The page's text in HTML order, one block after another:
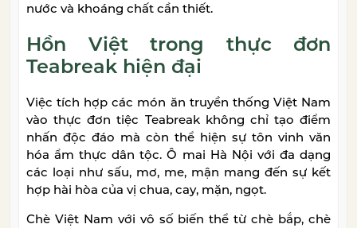
nước và khoáng chất cần thiết.
Hồn Việt trong thực đơn
Teabreak hiện đại
Việc tích hợp các món ăn truyền thống Việt Nam
vào thực đơn tiệc Teabreak không chỉ tạo điểm
nhấn độc đáo mà còn thể hiện sự tôn vinh văn
hóa ẩm thực dân tộc. Ô mai Hà Nội với đa dạng
các loại như sấu, mơ, me, mận mang đến sự kết
hợp hài hòa của vị chua, cay, mặn, ngọt.
Chè Việt Nam với vô số biến thể từ chè bắp, chè